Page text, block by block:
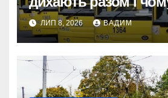
змінює наше життя
ЛИП 8, 2026 ВАДИМ